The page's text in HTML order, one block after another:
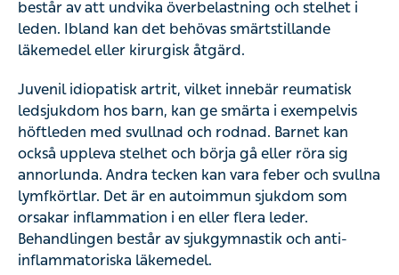
Juvenil idiopatisk artrit, vilket innebär reumatisk
ledsjukdom hos barn, kan ge smärta i exempelvis
höftleden med svullnad och rodnad. Barnet kan också
Andra tecken kan vara feber och svullna lymfkörtlar. Det
är en autoimmun sjukdom som orsakar inflammation i en
eller flera leder. Behandlingen består av sjukgymnastik
och anti-inflammatoriska läkemedel.
Ibland kan plötsliga smärtor och svullnad i höften, hälta
samt feber bero på septisk artrit. Tillståndet orsakas av en
bakteriell infektion i höftleden. Det är vanligare hos små
barn och äldre med exempelvis nedsatt immunförsvar